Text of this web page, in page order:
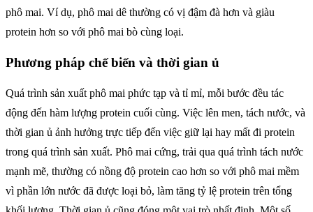
phô mai. Ví dụ, phô mai dê thường có vị đậm đà hơn và giàu
protein hơn so với phô mai bò cùng loại.
Phương pháp chế biến và thời gian ủ
Quá trình sản xuất phô mai phức tạp và tỉ mỉ, mỗi bước đều tác
động đến hàm lượng protein cuối cùng. Việc lên men, tách nước, và
thời gian ủ ảnh hưởng trực tiếp đến việc giữ lại hay mất đi protein
trong quá trình sản xuất. Phô mai cứng, trải qua quá trình tách nước
mạnh mẽ, thường có nồng độ protein cao hơn so với phô mai mềm
vì phần lớn nước đã được loại bỏ, làm tăng tỷ lệ protein trên tổng